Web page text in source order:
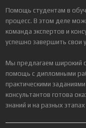
Помощь студентам в
процесс. В этом деле
команда экспертов и
успешно завершить свои
Мы предлагаем широкий
помощь с дипломными
практическими
консультантов готова
знаний и на разных